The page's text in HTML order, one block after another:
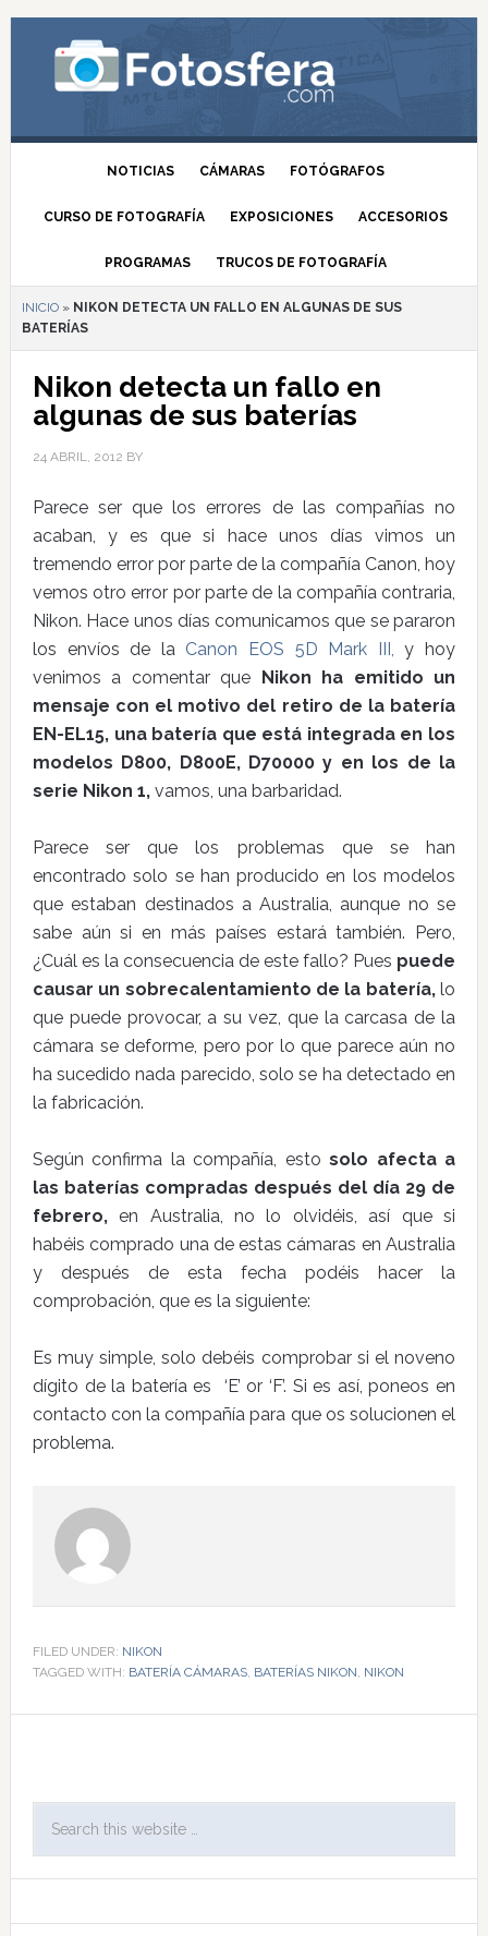
NOTICIAS CÁMARAS FOTÓGRAFOS
CURSO DE FOTOGRAFÍA EXPOSICIONES ACCESORIOS
PROGRAMAS TRUCOS DE FOTOGRAFÍA
INICIO» NIKON DETECTA UN FALLO EN ALGUNAS DE SUS
BATERÍAS
Nikon detecta un fallo en
algunas de sus baterías
24 ABRIL, 2012 BY
Parece ser que los errores de las compañías no
acaban, y es que si hace unos días vimos un
tremendo error por parte de la compañía Canon, hoy
vemos otro error por parte de la compañía contraria,
Nikon. Hace unos días comunicamos que se pararon
los envíos de la Canon EOS 5D Mark III, y hoy
venimos a comentar que Nikon ha emitido un
mensaje con el motivo del retiro de la batería
EN-EL15, una batería que está integrada en los
modelos D800, D800E, D70000 y en los de la
serie Nikon 1,vamos, una barbaridad.
Parece ser que los problemas que se han
encontrado solo se han producido en los modelos
que estaban destinados a Australia, aunque no se
sabe aún si en más países estará también. Pero,
¿Cuál es la consecuencia de este fallo? Pues puede
causar un sobrecalentamiento de la batería,lo
que puede provocar, a su vez, que la carcasa de la
cámara se deforme, pero por lo que parece aún no
ha sucedido nada parecido, solo se ha detectado en
la fabricación.
Según confirma la compañía, esto solo afecta a
las baterías compradas después del día 29 de
febrero,en Australia, no lo olvidéis, así que si
habéis comprado una de estas cámaras en Australia
y después de esta fecha podéis hacer la
comprobación, que es la siguiente:
Es muy simple, solo debéis comprobar si el noveno
dígito de la batería es ‘E’ or ‘F’. Si es así, poneos en
contacto con la compañía para que os solucionen el
problema.
FILED UNDER: NIKON
TAGGED WITH: BATERÍA CÁMARAS, BATERÍAS NIKON, NIKON